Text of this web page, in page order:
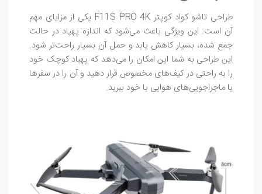
طراحی تاشو کواد کوپتر F11S PRO 4K یکی از مزایای مهم
آن است. این ویژگی باعث می‌شود که اندازه پهپاد در حالت
جمع شده، بسیار کاهش یابد و حمل آن بسیار راحت‌تر شود.
این طراحی به شما این امکان را می‌دهد که پهباد کوچک خود
را به راحتی در کیف‌های مخصوص قرار دهید و آن را در سفرها
یا ماجراجویی‌های هوایی با خود ببرید.